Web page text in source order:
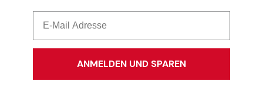
ANMELDEN UND SPAREN